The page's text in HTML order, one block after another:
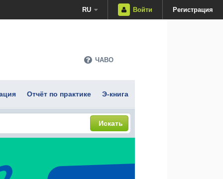
RU Войти Регистрация
ЧАВО
Отчёт по практике Э-книга
Искать